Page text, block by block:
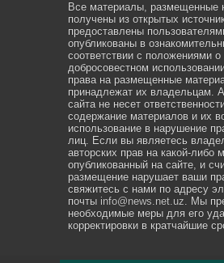
Все материалы, размещенные
получены из открытых
предоставлены
опубликованы в
соответствии с положениями о
добросовестном
права на размещенные
принадлежат их владельцам.
сайта не несет
содержание материалов и их
использование в нарушение
лиц. Если вы являетесь
авторских прав на какой-либо
опубликованный на сайте, и
размещение нарушает ваши
свяжитесь с нами по адресу
почты info@news.net.uz. Мы
необходимые меры для его
корректировки в кратчайшие